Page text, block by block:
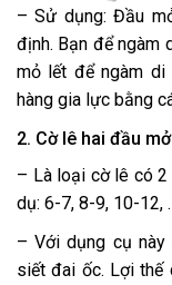
– Sử dụng: Đầu
định. Bạn để ngàm
mỏ lết để ngàm
hàng gia lực bằng
2. Cờ lê hai đầu mở
– Là loại cờ lê có 2
dụ: 6-7, 8-9, 10-12,
– Với dụng cụ này
siết đai ốc. Lợi thế